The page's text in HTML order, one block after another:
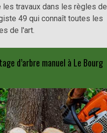
travaux dans les règles de
49 qui connaît toutes les
de l'art.
d’arbre manuel à Le Bourg